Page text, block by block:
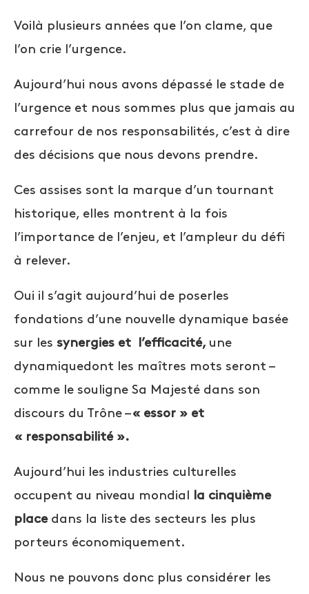
Voilà plusieurs années que l’on clame, que
l’on crie l’urgence.
Aujourd’hui nous avons dépassé le stade de
l’urgence et nous sommes plus que jamais au
carrefour de nos responsabilités, c’est à dire
des décisions que nous devons prendre.
Ces assises sont la marque d’un tournant
historique, elles montrent à la fois
l’importance de l’enjeu, et l’ampleur du défi
à relever.
Oui il s’agit aujourd’hui de poserles
fondations d’une nouvelle dynamique basée
sur les synergies et l’efficacité, une
dynamiquedont les maîtres mots seront –
comme le souligne Sa Majesté dans son
discours du Trône –« essor » et
« responsabilité ».
Aujourd’hui les industries culturelles
occupent au niveau mondial
la cinquième
placedans la liste des secteurs les plus
porteurs économiquement.
Nous ne pouvons donc plus considérer les